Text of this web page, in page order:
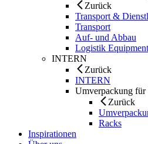
Zurück
Transport &
Transport
Auf- und Abbau
Logistik Equipment
INTERN
Zurück
INTERN
Umverpackung
Zurück
Racks
Inspirationen